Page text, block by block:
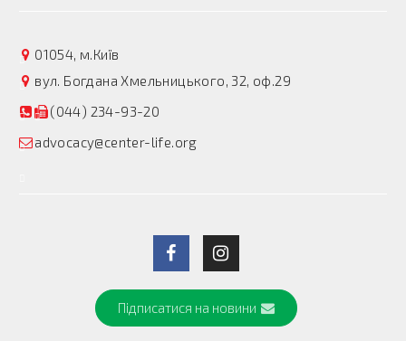
01054, м.Київ
вул. Богдана Хмельницького, 32, оф.29
(044) 234-93-20
advocacy@center-life.org
Підписатися на новини